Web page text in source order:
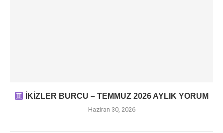
İKİZLER BURCU – TEMMUZ 2026 AYLIK YORUM
Haziran 30, 2026